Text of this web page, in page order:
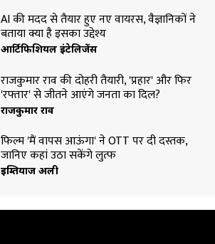
AI की मदद से तैयार हुए नए वायरस, वैज्ञानिकों ने
बताया क्या है इसका उद्देश्य
आर्टिफिशियल इंटेलिजेंस
राजकुमार राव की दोहरी तैयारी, 'प्रहार' और फिर
'रफ्तार' से जीतने आएंगे जनता का दिल?
राजकुमार राव
फिल्म 'मैं वापस आऊंगा' ने OTT पर दी दस्तक,
जानिए कहां उठा सकेंगे लुत्फ
इम्तियाज अली